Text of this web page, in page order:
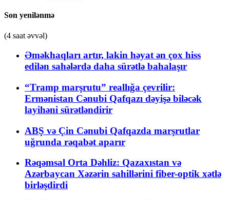
Son yenilənmə
(4 saat əvvəl)
Əməkhaqları artır, lakin həyat ən çox hiss
edilən sahələrdə daha sürətlə bahalaşır
“Tramp marşrutu” reallığa çevrilir:
Ermənistan Cənubi Qafqazı dəyişə biləcək
layihəni sürətləndirir
ABŞ və Çin Cənubi Qafqazda marşrutlar
uğrunda rəqabət aparır
Rəqəmsal Orta Dəhliz: Qazaxıstan və
Azərbaycan Xəzərin sahillərini fiber-optik xətlə
birləşdirdi